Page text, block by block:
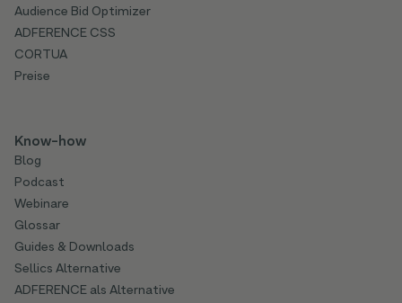
Audience Bid Optimizer
ADFERENCE CSS
CORTUA
Preise
Know-how
Blog
Podcast
Webinare
Glossar
Guides & Downloads
Sellics Alternative
ADFERENCE als Alternative